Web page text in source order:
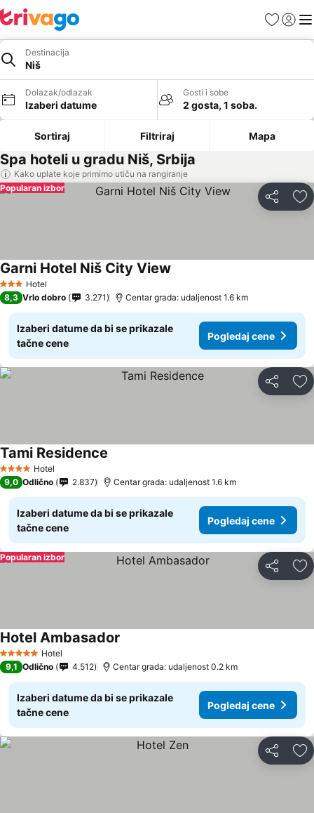
FavoritiPrijavi
Destinacija
Niš
Dolazak/odlazak
Izaberi datume
Gosti i sobe
2 gosta, 1 soba.
Sortiraj Filtriraj Mapa
Spa hoteli u gradu Niš, Srbija
Kako uplate koje primimo utiču na rangiranje
Deli
Popularan izbor
3 Zvezdice
Hotel
Garni Hotel Niš City View
8,3 Vrlo dobro 3.271 Centar grada: udaljenost 1.6 km
Izaberi datume da bi se prikazale
tačne cene
Pogledaj cene
Deli
4 ZvezdiceHotel
Tami Residence
9,0 Odlično 2.837 Centar grada: udaljenost 1.6 km
Izaberi datume da bi se prikazale
tačne cene
Pogledaj cene
Deli
Popularan izbor
5 ZvezdiceHotel
Hotel Ambasador
9,1 Odlično 4.512 Centar grada: udaljenost 0.2 km
Izaberi datume da bi se prikazale
tačne cene
Pogledaj cene
Deli